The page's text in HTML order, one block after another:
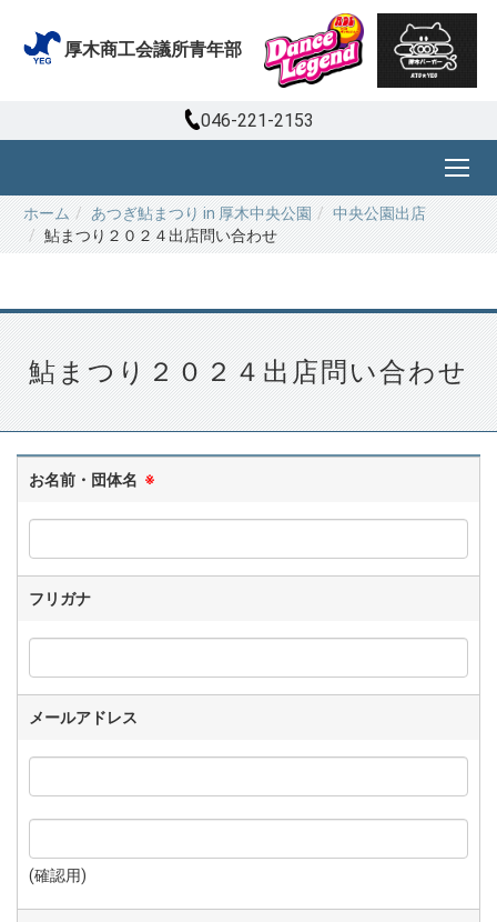
厚木商工会議所青年部
046-221-2153
ホーム あつぎ鮎まつり in 厚木中央公園
中央公園出店
鮎まつり２０２４出店問い合わせ
鮎まつり２０２４出店問い合わせ
お名前・団体名 ※
フリガナ
メールアドレス
(確認用)